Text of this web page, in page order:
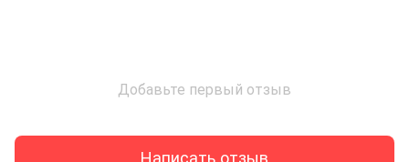
Добавьте первый отзыв
Написать отзыв